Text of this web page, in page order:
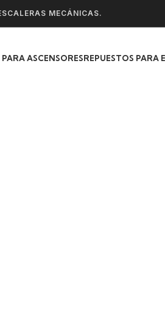
MECÁNICAS.
ASCENSORESREPUESTOS PARA